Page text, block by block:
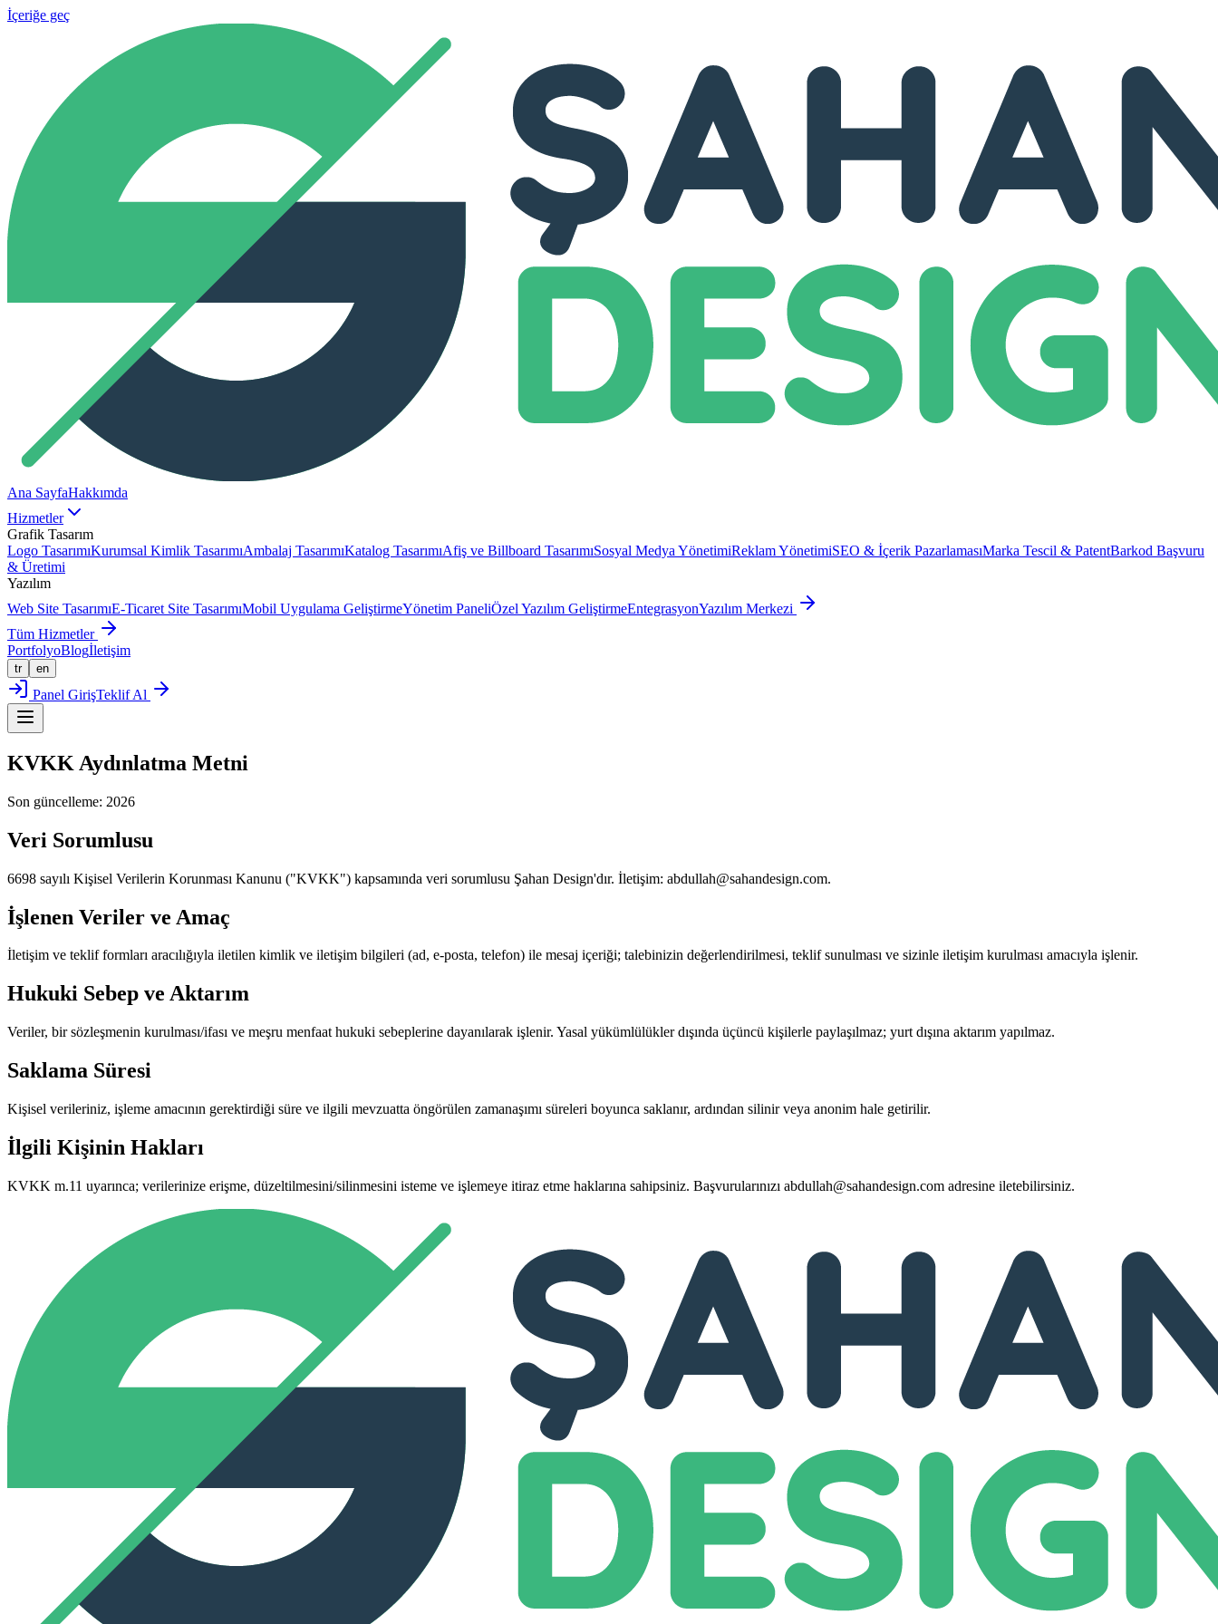
İçeriğe geç
Ana SayfaHakkımda
Hizmetler
Grafik Tasarım
Logo TasarımıKurumsal Kimlik TasarımıAmbalaj TasarımıKatalog TasarımıAfiş ve Billboard TasarımıSosyal Medya YönetimiReklam YönetimiSEO & İçerik PazarlamasıMarka Tescil & PatentBarkod Başvuru
& Üretimi
Yazılım
Web Site TasarımıE-Ticaret Site TasarımıMobil Uygulama GeliştirmeYönetim PaneliÖzel Yazılım GeliştirmeEntegrasyonYazılım Merkezi
Tüm Hizmetler
PortfolyoBlogİletişim
tr en
Panel GirişTeklif Al
KVKK Aydınlatma Metni
Son güncelleme: 2026
Veri Sorumlusu
6698 sayılı Kişisel Verilerin Korunması Kanunu ("KVKK") kapsamında veri sorumlusu Şahan Design'dır. İletişim: abdullah@sahandesign.com.
İşlenen Veriler ve Amaç
İletişim ve teklif formları aracılığıyla iletilen kimlik ve iletişim bilgileri (ad, e-posta, telefon) ile mesaj içeriği; talebinizin değerlendirilmesi, teklif sunulması ve sizinle iletişim kurulması amacıyla işlenir.
Hukuki Sebep ve Aktarım
Veriler, bir sözleşmenin kurulması/ifası ve meşru menfaat hukuki sebeplerine dayanılarak işlenir. Yasal yükümlülükler dışında üçüncü kişilerle paylaşılmaz; yurt dışına aktarım yapılmaz.
Saklama Süresi
Kişisel verileriniz, işleme amacının gerektirdiği süre ve ilgili mevzuatta öngörülen zamanaşımı süreleri boyunca saklanır, ardından silinir veya anonim hale getirilir.
İlgili Kişinin Hakları
KVKK m.11 uyarınca; verilerinize erişme, düzeltilmesini/silinmesini isteme ve işlemeye itiraz etme haklarına sahipsiniz. Başvurularınızı abdullah@sahandesign.com adresine iletebilirsiniz.